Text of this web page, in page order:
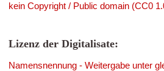
kein Copyright / Public domain (CC0
Lizenz der Digitalisate:
Namensnennung - Weitergabe unter